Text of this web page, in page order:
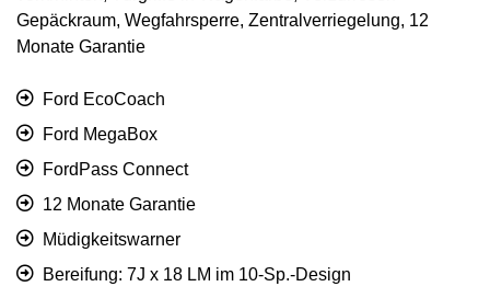
Gepäckraum, Wegfahrsperre, Zentralverriegelung, 12
Monate Garantie
Ford EcoCoach
Ford MegaBox
FordPass Connect
12 Monate Garantie
Müdigkeitswarner
Bereifung: 7J x 18 LM im 10-Sp.-Design